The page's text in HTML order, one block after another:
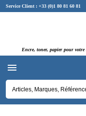
Service Client : +33 (0)1 80 81 60 81
Encre, toner, papier pour
Panneau de gestion des